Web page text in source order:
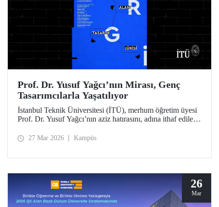
Prof. Dr. Yusuf Yağcı’nın Mirası, Genç
Tasarımcılarla Yaşatılıyor
İstanbul Teknik Üniversitesi (İTÜ), merhum öğretim üyesi
Prof. Dr. Yusuf Yağcı’nın aziz hatırasını, adına ithaf edilen
somutlaşan kalıcı sergi alanında yaşatacak.
27 Mar 2026 Kampüs
26
Mar